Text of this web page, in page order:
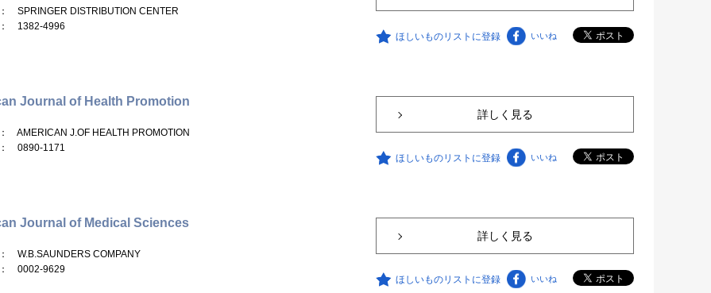
： SPRINGER DISTRIBUTION CENTER
： 1382-4996
ほしいものリストに登録 いいね
Journal of Health Promotion
： AMERICAN J.OF HEALTH PROMOTION
： 0890-1171
詳しく見る
ほしいものリストに登録 いいね
Journal of Medical Sciences
： W.B.SAUNDERS COMPANY
： 0002-9629
詳しく見る
ほしいものリストに登録 いいね